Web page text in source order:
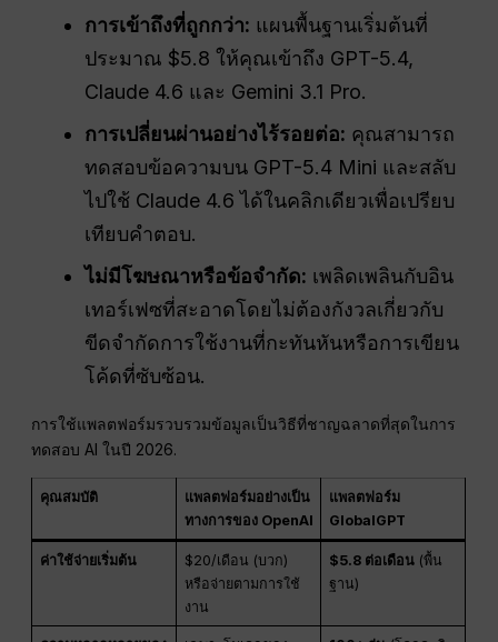
การเข้าถึงที่ถูกกว่า: แผนพื้นฐานเริ่มต้นที่
ประมาณ $5.8 ให้คุณเข้าถึง GPT-5.4,
Claude 4.6 และ Gemini 3.1 Pro.
การเปลี่ยนผ่านอย่างไร้รอยต่อ: คุณสามารถ
ทดสอบข้อความบน GPT-5.4 Mini และสลับ
ไปใช้ Claude 4.6 ได้ในคลิกเดียวเพื่อเปรียบ
เทียบคำตอบ.
ไม่มีโฆษณาหรือข้อจำกัด: เพลิดเพลินกับอิน
เทอร์เฟซที่สะอาดโดยไม่ต้องกังวลเกี่ยวกับ
ขีดจำกัดการใช้งานที่กะทันหันหรือการเขียน
โค้ดที่ซับซ้อน.
การใช้แพลตฟอร์มรวบรวมข้อมูลเป็นวิธีที่ชาญฉลาดที่สุดในการ
ทดสอบ AI ในปี 2026.
คุณสมบัติ
แพลตฟอร์มอย่างเป็น
ทางการของ OpenAI
แพลตฟอร์ม
GlobalGPT
ค่าใช้จ่ายเริ่มต้น
$20/เดือน (บวก)
หรือจ่ายตามการใช้
งาน
$5.8 ต่อเดือน(พื้น
ฐาน)